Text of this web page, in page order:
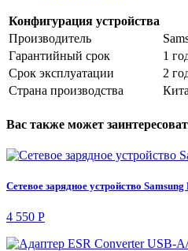
Конфигурация устройства
Производитель
Гарантийный срок
1
Срок эксплуатации
2
Страна производства
Вас также может
Сетевое зарядное устройство
4 550 Р